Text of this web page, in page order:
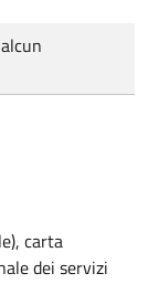
carta
dei servizi